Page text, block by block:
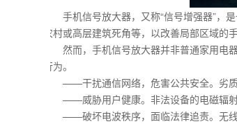
手机信号放大器，又称“信号增强器”，是
农村或高层建筑死角等，以改善局部区域
然而，手机信号放大器并非普通家用电器
行为。
——干扰通信网络，危害公共安全。劣质、
——威胁用户健康。非法设备的电磁辐射
——破坏电波秩序，面临法律追责。无线电